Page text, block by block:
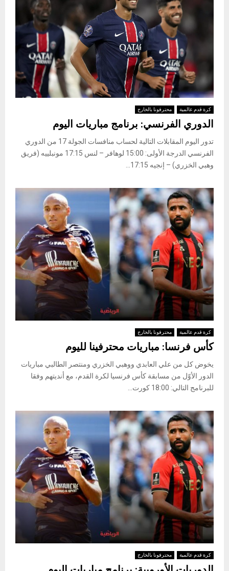
كرة قدم عالمية محترفونا بالخارج
الدوري الفرنسي: برنامج مباريات اليوم
تدور اليوم المقابلات التالية لحساب منافسات الجولة 17 من الدوري
الفرنسي الدرجة الأولى: 15:00 لوهافر – لنس 17:15 مونبلييه (فريق
وهبي الخزري) – إنجيه 17:15...
كرة قدم عالمية محترفونا بالخارج
كأس فرنسا: مباريات محترفينا لليوم
يخوض كل من علي العابدي ووهبي الخزري ومنتصر الطالبي مباريات
الدور الأوّل من مسابقة كأس فرنسيا لكرة القدم، مع أنديتهم وفقا
للبرنامج التالي: 18:00 كورت...
كرة قدم عالمية محترفونا بالخارج